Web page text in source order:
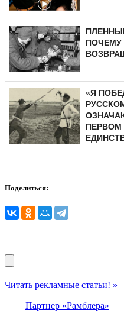
ПОЧЕМУ
«Я
ПЕРВОМ
Поделиться:
Читать рекламные статьи! »
Партнер «Рамблера»